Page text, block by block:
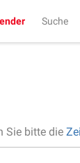
Suche
Sie bitte die